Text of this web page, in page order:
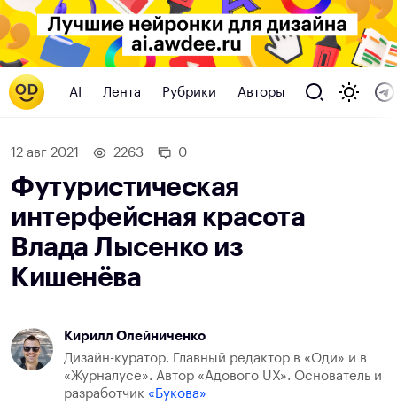
AI Лента Рубрики Авторы
12 авг 2021 2263 0
Футуристическая
интерфейсная красота
Влада Лысенко из
Кишенёва
Кирилл Олейниченко
Дизайн-куратор. Главный редактор в «Оди» и в
«Журналусе». Автор «Адового UX». Основатель и
разработчик «Букова»